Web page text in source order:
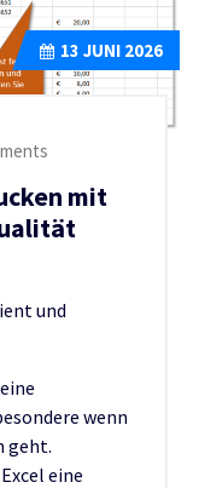
13 JUNI 2026
mit
und
wenn
geht.
eine